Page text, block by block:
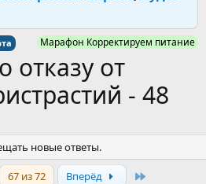
Марафон Корректируем питание
отказу от
- 48
новые ответы.
67 из 72 Вперёд